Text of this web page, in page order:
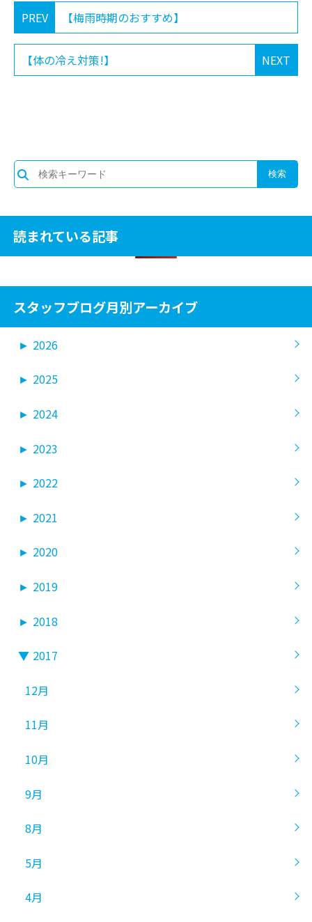
PREV 【梅雨時期のおすすめ】
NEXT
【体の冷え対策!】
読まれている記事
スタッフブログ月別アーカイブ
► 2026
► 2025
► 2024
► 2023
► 2022
► 2021
► 2020
► 2019
► 2018
▼ 2017
12月
11月
10月
9月
8月
5月
4月